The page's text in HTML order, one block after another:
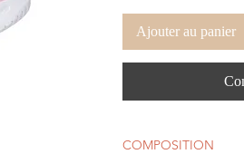
Ajouter au panier
COMPOSITION